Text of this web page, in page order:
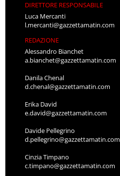
DIRETTORE RESPONSABILE
Luca Mercanti
l.mercanti@gazzettamatin.com
REDAZIONE
Alessandro Bianchet
a.bianchet@gazzettamatin.com
Danila Chenal
d.chenal@gazzettamatin.com
Erika David
e.david@gazzettamatin.com
Davide Pellegrino
d.pellegrino@gazzettamatin.com
Cinzia Timpano
c.timpano@gazzettamatin.com